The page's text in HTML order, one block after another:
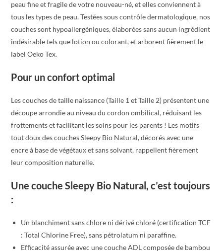
peau fine et fragile de votre nouveau-né, et elles conviennent à
tous les types de peau. Testées sous contrôle dermatologique, nos
couches sont hypoallergéniques, élaborées sans aucun ingrédient
indésirable tels que lotion ou colorant, et arborent fièrement le
label Oeko Tex.
Pour un confort optimal
Les couches de taille naissance (Taille 1 et Taille 2) présentent une
découpe arrondie au niveau du cordon ombilical, réduisant les
frottements et facilitant les soins pour les parents ! Les motifs
tout doux des couches Sleepy Bio Natural, décorés avec une
encre à base de végétaux et sans solvant, rappellent fièrement
leur composition naturelle.
Une couche Sleepy Bio Natural, c’est toujours
:
Un blanchiment sans chlore ni dérivé chloré (certification TCF
: Total Chlorine Free), sans pétrolatum ni paraffine.
Efficacité assurée avec une couche ADL composée de bambou